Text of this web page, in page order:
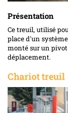
Présentation
Ce treuil, utilisé
place d'un
monté sur un
déplacement.
Chariot treuil